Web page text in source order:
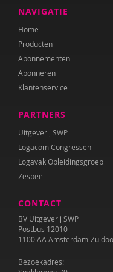
NAVIGATIE
Home
Producten
Abonnementen
Abonneren
Klantenservice
PARTNERS
Uitgeverij SWP
Logacom Congressen
Logavak Opleidingsgroep
Zesbee
CONTACT
BV Uitgeverij SWP
Postbus 12010
1100 AA Amsterdam-
Bezoekadres: